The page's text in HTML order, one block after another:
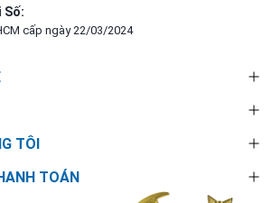
Số:
cấp ngày 22/03/2024
TÔI
TOÁN